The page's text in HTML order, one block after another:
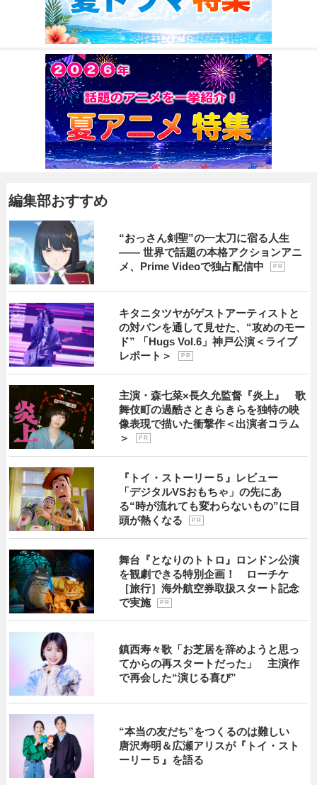
編集部おすすめ
“おっさん剣聖”の一太刀に宿る人生
―― 世界で話題の本格アクションアニ
メ、Prime Videoで独占配信中
P R
キタニタツヤがゲストアーティストと
の対バンを通して見せた、“攻めのモー
ド” 「Hugs Vol.6」神戸公演＜ライブ
レポート＞
P R
主演・森七菜×長久允監督『炎上』 歌
舞伎町の過酷さときらきらを独特の映
像表現で描いた衝撃作＜出演者コラム
＞
P R
『トイ・ストーリー５』レビュー
「デジタルVSおもちゃ」の先にあ
る“時が流れても変わらないもの”に目
頭が熱くなる
P R
舞台『となりのトトロ』ロンドン公演
を観劇できる特別企画！ ローチケ
［旅行］海外航空券取扱スタート記念
で実施
P R
鎮西寿々歌「お芝居を辞めようと思っ
てからの再スタートだった」 主演作
で再会した“演じる喜び”
“本当の友だち”をつくるのは難しい
唐沢寿明＆広瀬アリスが『トイ・スト
ーリー５』を語る